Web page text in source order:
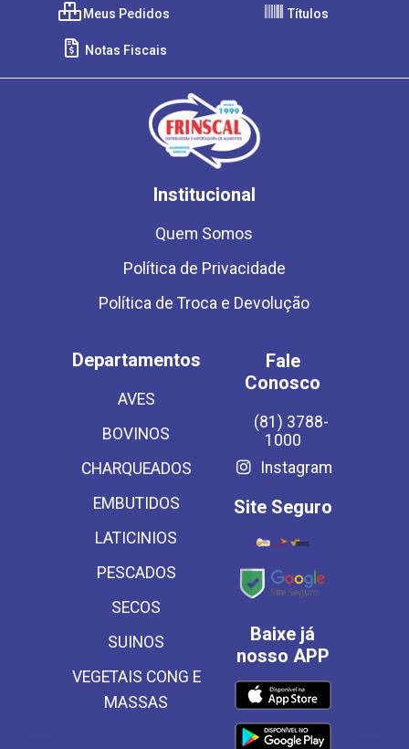
Meus Pedidos Títulos
Notas Fiscais
Institucional
Quem Somos
Política de Privacidade
Política de Troca e Devolução
Departamentos
AVES
BOVINOS
CHARQUEADOS
EMBUTIDOS
LATICINIOS
PESCADOS
SECOS
SUINOS
VEGETAIS CONG E
MASSAS
Fale
Conosco
(81) 3788-
1000
Instagram
Site Seguro
Baixe já
nosso APP